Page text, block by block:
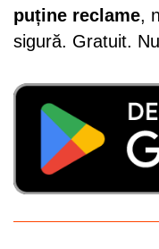
puține reclame,
sigură. Gratuit.